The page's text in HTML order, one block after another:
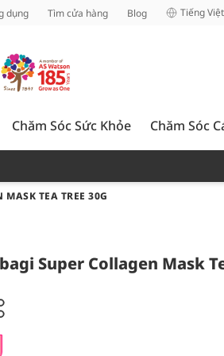
dụng Tìm cửa hàng Blog Tiếng Việt
Chăm Sóc Sức Khỏe Chăm Sóc
TEA TREE 30G
Super Collagen Mask